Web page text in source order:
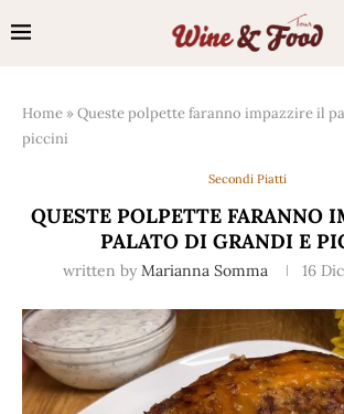
Home »Queste polpette faranno impazzire il
piccini
Secondi Piatti
QUESTE POLPETTE FARANNO
PALATO DI GRANDI E
written by Marianna Somma 16